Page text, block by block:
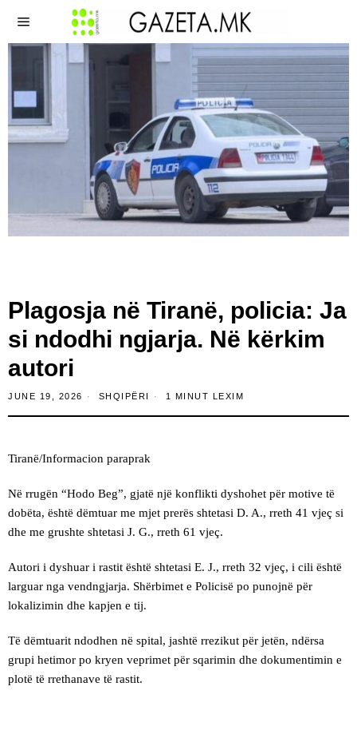
Plagosja në Tiranë, policia: Ja
si ndodhi ngjarja. Në kërkim
autori
JUNE 19, 2026 SHQIPËRI 1 MINUT LEXIM
Tiranë/Informacion paraprak
Në rrugën “Hodo Beg”, gjatë një konflikti dyshohet për motive të
dobëta, është dëmtuar me mjet prerës shtetasi D. A., rreth 41 vjeç si
dhe me grushte shtetasi J. G., rreth 61 vjeç.
Autori i dyshuar i rastit është shtetasi E. J., rreth 32 vjeç, i cili është
larguar nga vendngjarja. Shërbimet e Policisë po punojnë për
lokalizimin dhe kapjen e tij.
Të dëmtuarit ndodhen në spital, jashtë rrezikut për jetën, ndërsa
grupi hetimor po kryen veprimet për sqarimin dhe dokumentimin e
plotë të rrethanave të rastit.